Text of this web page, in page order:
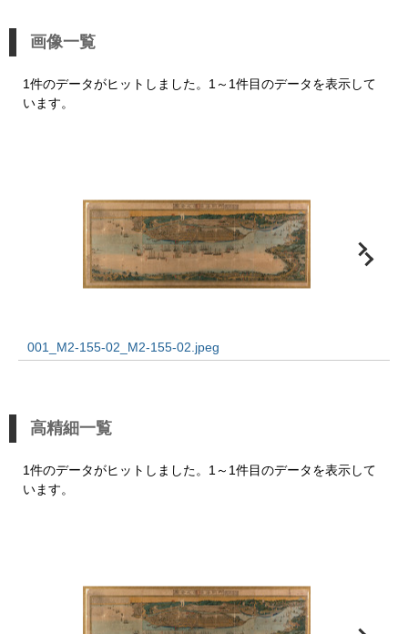
画像一覧
1件のデータがヒットしました。1～1件目のデータを表示して
います。
001_M2-155-02_M2-155-02.jpeg
高精細一覧
1件のデータがヒットしました。1～1件目のデータを表示して
います。